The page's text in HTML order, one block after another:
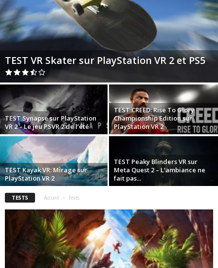
TEST VR Skater sur PlayStation VR 2 et PS5
TEST Synapse sur PlayStation
VR 2 – Le jeu PSVR 2 de l’été
TEST CREED: Rise To Glory
Championship Edition sur
PlayStation VR 2
TEST Kayak VR: Mirage sur
PlayStation VR 2
TEST Peaky Blinders VR sur
Meta Quest 2 – L’ambiance ne
fait pas...
TESTS Accueil Tests